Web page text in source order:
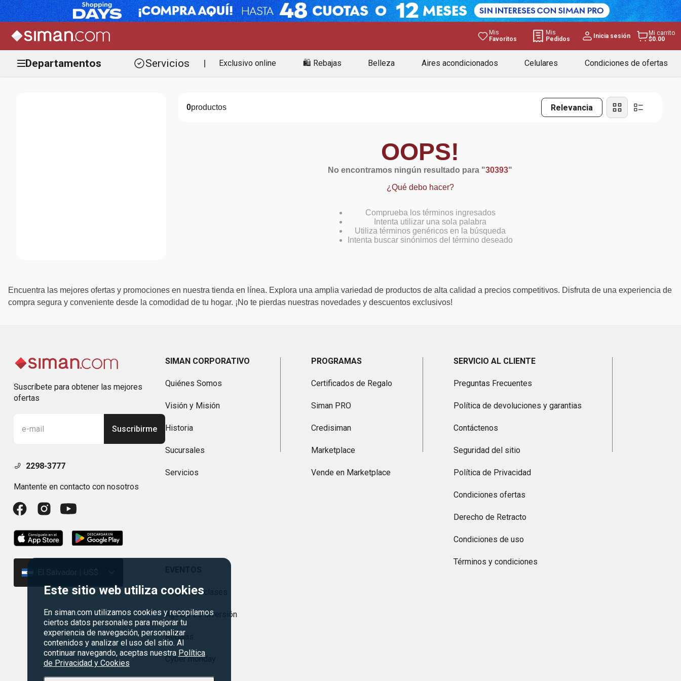
Mis
Favoritos
Mis
Pedidos
Inicia sesión
Mi carrito
$0.00
Departamentos Servicios Exclusivo online 🛍️ Rebajas Belleza Aires acondicionados Celulares Condiciones de ofertas
Este sitio web utiliza cookies
En siman.com utilizamos cookies y recopilamos
ciertos datos personales para mejorar tu
experiencia de navegación, personalizar
contenidos y analizar el uso del sitio. Al
continuar navegando, aceptas nuestra Política
de Privacidad y Cookies
0 Relevancia
OOPS!
No encontramos ningún resultado para "30393"
¿Qué debo hacer?
Comprueba los términos ingresados
Intenta utilizar una sola palabra
Utiliza términos genéricos en la búsqueda
Intenta buscar sinónimos del término deseado
Encuentra las mejores ofertas y promociones en nuestra tienda en línea. Explora una amplia variedad de productos de alta calidad a precios competitivos. Disfruta de una experiencia de
compra segura y conveniente desde la comodidad de tu hogar. ¡No te pierdas nuestras novedades y descuentos exclusivos!
Suscríbete para obtener las mejores
ofertas
Suscribirme
2298-3777
Mantente en contacto con nosotros
SIMAN CORPORATIVO
Quiénes Somos
Visión y Misión
Historia
Sucursales
Servicios
PROGRAMAS
Certificados de Regalo
Siman PRO
Credisiman
Marketplace
Vende en Marketplace
SERVICIO AL CLIENTE
Preguntas Frecuentes
Política de devoluciones y garantias
Contáctenos
Seguridad del sitio
Política de Privacidad
Condiciones ofertas
Derecho de Retracto
Condiciones de uso
Términos y condiciones
Regreso a clases
Agosto es diversión
Rebajas
Cyber monday